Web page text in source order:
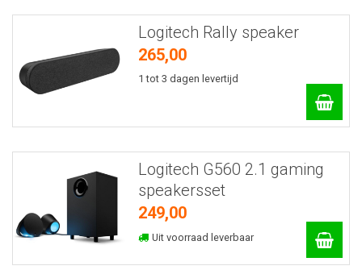
Logitech Rally speaker
265,00
1 tot 3 dagen levertijd
Logitech G560 2.1 gaming
speakersset
249,00
Uit voorraad leverbaar